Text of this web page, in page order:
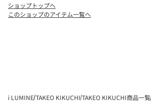
ショップトップへ
このショップのアイテム一覧へ
i LUMINE TAKEO KIKUCHI TAKEO KIKUCHI商品一覧